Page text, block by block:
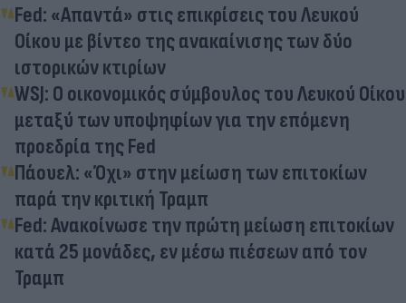
Fed: «Απαντά» στις επικρίσεις του Λευκού
Οίκου με βίντεο της ανακαίνισης των δύο
ιστορικών κτιρίων
WSJ: Ο οικονομικός σύμβουλος του Λευκού Οίκου
μεταξύ των υποψηφίων για την επόμενη
προεδρία της Fed
Πάουελ: «Όχι» στην μείωση των επιτοκίων
παρά την κριτική Τραμπ
Fed: Ανακοίνωσε την πρώτη μείωση επιτοκίων
κατά 25 μονάδες, εν μέσω πιέσεων από τον
Τραμπ